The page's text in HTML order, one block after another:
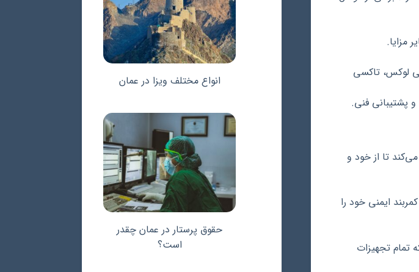
مزایا.
لوکس، تاکسی
پشتیبانی فنی.
تا از خود و
ایمنی خود را
تمام تجهیزات
انواع مختلف ویزا در عمان
حقوق پرستار در عمان چقدر
است؟